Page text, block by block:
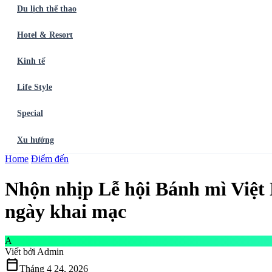
Du lịch thể thao
Hotel & Resort
Kinh tế
Life Style
Special
Xu hướng
Trang chủẨm thực
Home Điểm đến
Nhộn nhịp Lễ hội Bánh mì Việt
ngày khai mạc
A
Viết bởi Admin
calendar_todayTháng 4 24, 2026